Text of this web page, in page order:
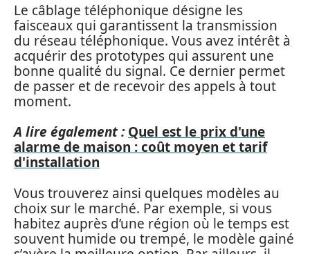
Le câblage téléphonique désigne les
faisceaux qui garantissent la transmission
du réseau téléphonique. Vous avez intérêt à
acquérir des prototypes qui assurent une
bonne qualité du signal. Ce dernier permet
de passer et de recevoir des appels à tout
moment.
A lire également : Quel est le prix d'une
alarme de maison : coût moyen et tarif
d'installation
Vous trouverez ainsi quelques modèles au
choix sur le marché. Par exemple, si vous
habitez auprès d’une région où le temps est
souvent humide ou trempé, le modèle gainé